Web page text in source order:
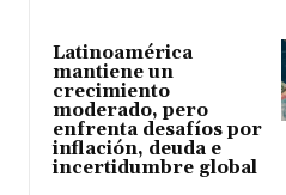
Latinoamérica
mantiene un
crecimiento
moderado, pero
enfrenta desafíos por
inflación, deuda e
incertidumbre global